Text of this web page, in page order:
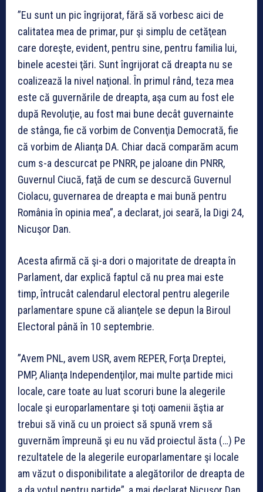
”Eu sunt un pic îngrijorat, fără să vorbesc aici de
calitatea mea de primar, pur şi simplu de cetăţean
care doreşte, evident, pentru sine, pentru familia lui,
binele acestei ţări. Sunt îngrijorat că dreapta nu se
coalizează la nivel naţional. În primul rând, teza mea
este că guvernările de dreapta, aşa cum au fost ele
după Revoluţie, au fost mai bune decât guvernainte
de stânga, fie că vorbim de Convenţia Democrată, fie
că vorbim de Alianţa DA. Chiar dacă comparăm acum
cum s-a descurcat pe PNRR, pe jaloane din PNRR,
Guvernul Ciucă, faţă de cum se descurcă Guvernul
Ciolacu, guvernarea de dreapta e mai bună pentru
România în opinia mea”, a declarat, joi seară, la Digi 24,
Nicuşor Dan.
Acesta afirmă că şi-a dori o majoritate de dreapta în
Parlament, dar explică faptul că nu prea mai este
timp, întrucât calendarul electoral pentru alegerile
parlamentare spune că alianţele se depun la Biroul
Electoral până în 10 septembrie.
”Avem PNL, avem USR, avem REPER, Forţa Dreptei,
PMP, Alianţa Independenţilor, mai multe partide mici
locale, care toate au luat scoruri bune la alegerile
locale şi europarlamentare şi toţi oamenii ăştia ar
trebui să vină cu un proiect să spună vrem să
guvernăm împreună şi eu nu văd proiectul ăsta (…) Pe
rezultatele de la alegerile europarlamentare şi locale
am văzut o disponibilitate a alegătorilor de dreapta de